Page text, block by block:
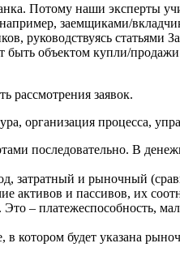
Потому наши эксперты
заемщиками/
руководствуясь
объектом купли/
рассмотрения заявок.
организация процесса,
последовательно. В
затратный и рыночный
активов и пассивов, их
– платежеспособность,
в котором будет указана